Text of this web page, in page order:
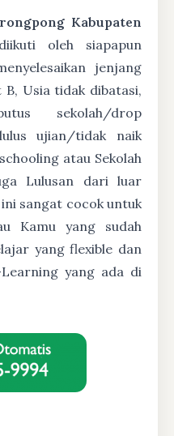
Kabupaten
oleh siapapun
jenjang
Usia tidak dibatasi,
sekolah/drop
ujian/tidak naik
atau Sekolah
Lulusan dari luar
sangat cocok untuk
Kamu yang sudah
yang flexible dan
yang ada di